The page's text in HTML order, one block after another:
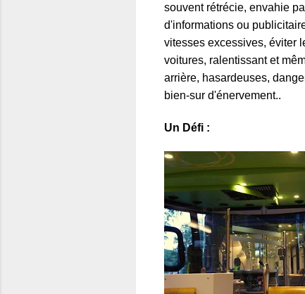
souvent rétrécie, envahie
d'informations ou
vitesses excessives, éviter
voitures, ralentissant et
arrière, hasardeuses,
bien-sur d'énervement..
Un Défi :